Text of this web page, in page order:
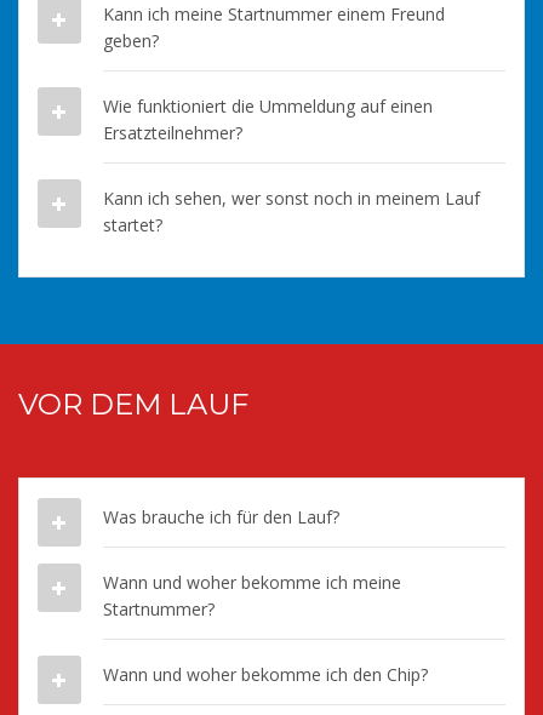
Kann ich meine Startnummer einem Freund
geben?
Wie funktioniert die Ummeldung auf einen
Ersatzteilnehmer?
Kann ich sehen, wer sonst noch in meinem Lauf
startet?
VOR DEM LAUF
Was brauche ich für den Lauf?
Wann und woher bekomme ich meine
Startnummer?
Wann und woher bekomme ich den Chip?